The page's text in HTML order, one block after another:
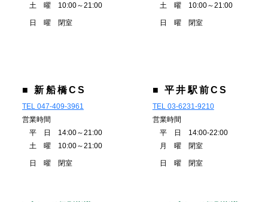
土 曜 10:00～21:00
日 曜 閉室
土 曜 10:00～21:00
日 曜 閉室
■ 新船橋CS
TEL 047-409-3961
営業時間
平 日 14:00～21:00
土 曜 10:00～21:00
日 曜 閉室
■ 平井駅前CS
TEL 03-6231-9210
営業時間
平 日 14:00-22:00
月 曜 閉室
日 曜 閉室